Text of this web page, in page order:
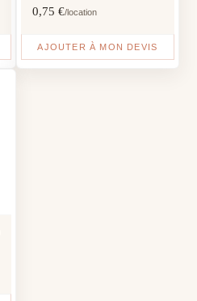
0,75 €/location
AJOUTER À MON DEVIS